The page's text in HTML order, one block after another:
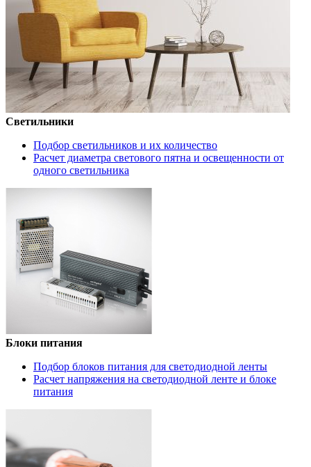
Светильники
Подбор светильников и их количество
Расчет диаметра светового пятна и освещенности от
одного светильника
Блоки питания
Подбор блоков питания для светодиодной ленты
Расчет напряжения на светодиодной ленте и блоке
питания